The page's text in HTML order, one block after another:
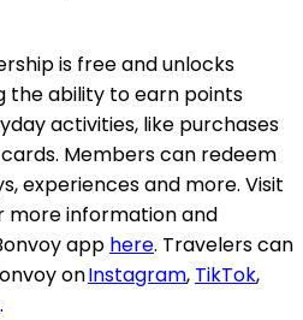
is free and unlocks
the ability to earn points
activities, like purchases
Members can redeem
experiences and more. Visit
more information and
app here. Travelers can
onInstagram, TikTok,
.